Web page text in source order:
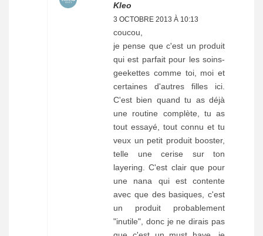
Kleo
3 OCTOBRE 2013 À 10:13
coucou,
je pense que c'est un produit
qui est parfait pour les soins-
geekettes comme toi, moi et
certaines d'autres filles ici.
C'est bien quand tu as déjà
une routine complète, tu as
tout essayé, tout connu et tu
veux un petit produit booster,
telle une cerise sur ton
layering. C'est clair que pour
une nana qui est contente
avec que des basiques, c'est
un produit probablement
"inutile", donc je ne dirais pas